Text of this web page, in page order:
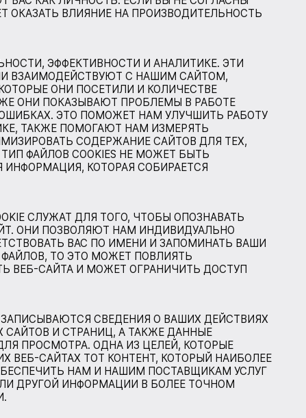
ВЛИЯНИЕ НА ПРОИЗВОДИТЕЛЬНОСТЬ
ЭФФЕКТИВНОСТИ И АНАЛИТИКЕ. ЭТИ
ВЗАИМОДЕЙСТВУЮТ С НАШИМ САЙТОМ,
ОНИ ПОСЕТИЛИ И КОЛИЧЕСТВЕ
ОНИ ПОКАЗЫВАЮТ ПРОБЛЕМЫ В РАБОТЕ
ЭТО ПОМОЖЕТ НАМ УЛУЧШИТЬ РАБОТУ
ТАКЖЕ ПОМОГАЮТ НАМ ИЗМЕРЯТЬ
СОДЕРЖАНИЕ САЙТОВ ДЛЯ ТЕХ,
ФАЙЛОВ COOKIES НЕ МОЖЕТ БЫТЬ
КОТОРАЯ СОБИРАЕТСЯ
СЛУЖАТ ДЛЯ ТОГО, ЧТОБЫ ОПОЗНАВАТЬ
ОНИ ПОЗВОЛЯЮТ НАМ ИНДИВИДУАЛЬНО
ВАС ПО ИМЕНИ И ЗАПОМИНАТЬ ВАШИ
ТО ЭТО МОЖЕТ ПОВЛИЯТЬ
ВЕБ-САЙТА И МОЖЕТ ОГРАНИЧИТЬ ДОСТУП
ЗАПИСЫВАЮТСЯ СВЕДЕНИЯ О ВАШИХ ДЕЙСТВИЯХ
И СТРАНИЦ, А ТАКЖЕ ДАННЫЕ
ПРОСМОТРА. ОДНА ИЗ ЦЕЛЕЙ, КОТОРЫЕ
САЙТАХ ТОТ КОНТЕНТ, КОТОРЫЙ НАИБОЛЕЕ
НАМ И НАШИМ ПОСТАВЩИКАМ УСЛУГ
ДРУГОЙ ИНФОРМАЦИИ В БОЛЕЕ ТОЧНОМ